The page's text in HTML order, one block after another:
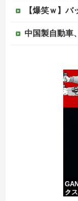
【爆笑ｗ】バッ
中国製自動車、
韓国人「手術中に震度6強の地震、その時の
【カミツキ悲報】立憲・蓮舫
中国の海水浴
ク